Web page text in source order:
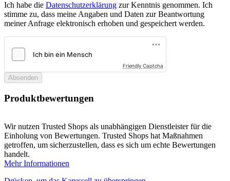
Ich habe die Datenschutzerklärung zur Kenntnis genommen. Ich
stimme zu, dass meine Angaben und Daten zur Beantwortung
meiner Anfrage elektronisch erhoben und gespeichert werden.
Friendly Captcha
Absenden
Produktbewertungen
Wir nutzen Trusted Shops als unabhängigen Dienstleister für die
Einholung von Bewertungen. Trusted Shops hat Maßnahmen
getroffen, um sicherzustellen, dass es sich um echte Bewertungen
handelt.
Mehr Informationen